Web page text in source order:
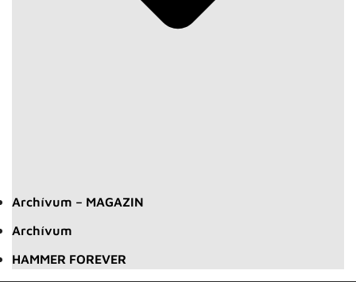
Archívum – MAGAZIN
Archívum
HAMMER FOREVER